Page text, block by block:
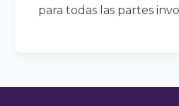
para todas las partes